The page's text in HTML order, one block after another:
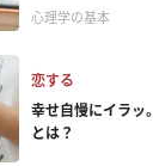
心理学の基本
恋する
幸せ自慢にイラッ
とは？